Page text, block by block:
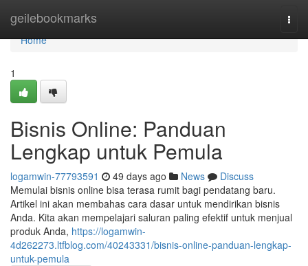
geilebookmarks
Home
Home
1
Bisnis Online: Panduan
Lengkap untuk Pemula
logamwin-77793591 49 days ago News
Discuss
Memulai bisnis online bisa terasa rumit bagi pendatang baru.
Artikel ini akan membahas cara dasar untuk mendirikan bisnis
Anda. Kita akan mempelajari saluran paling efektif untuk menjual
produk Anda, https://logamwin-
4d262273.ltfblog.com/40243331/bisnis-online-panduan-lengkap-
untuk-pemula